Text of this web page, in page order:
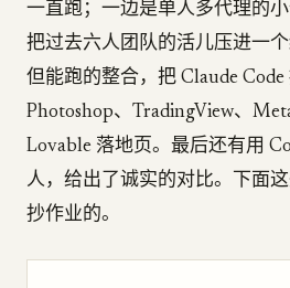
一直跑；一边是单人多代理的
把过去六人团队的活儿压进一
但能跑的整合，把 Claude Code
Photoshop、TradingView、
Lovable 落地页。最后还有用
人，给出了诚实的对比。下面
抄作业的。